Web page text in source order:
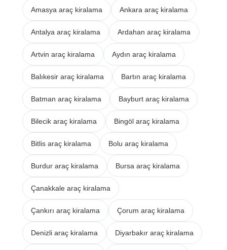
Amasya araç kiralama Ankara araç kiralama
Antalya araç kiralama Ardahan araç kiralama
Artvin araç kiralama Aydın araç kiralama
Balıkesir araç kiralama Bartın araç kiralama
Batman araç kiralama Bayburt araç kiralama
Bilecik araç kiralama Bingöl araç kiralama
Bitlis araç kiralama Bolu araç kiralama
Burdur araç kiralama Bursa araç kiralama
Çanakkale araç kiralama
Çankırı araç kiralama Çorum araç kiralama
Denizli araç kiralama Diyarbakır araç kiralama